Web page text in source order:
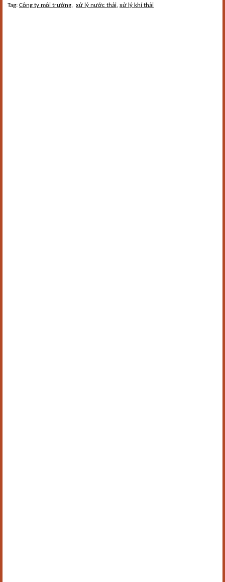
Tag: Công ty môi trường, xử lý nước thải, xử lý khí thải